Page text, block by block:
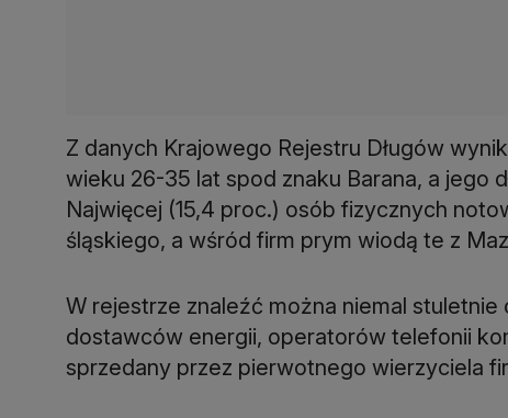
Z danych Krajowego Rejestru Długów
wieku 26-35 lat spod znaku Barana, a jego
Najwięcej (15,4 proc.) osób fizycznych
śląskiego, a wśród firm prym wiodą te z
W rejestrze znaleźć można niemal
dostawców energii, operatorów telefonii
sprzedany przez pierwotnego wierzyciela